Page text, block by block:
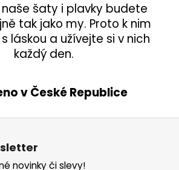
šaty i plavky budete
tak jako my. Proto k nim
láskou a užívejte si v nich
každý den.
v České Republice
novinky či slevy!